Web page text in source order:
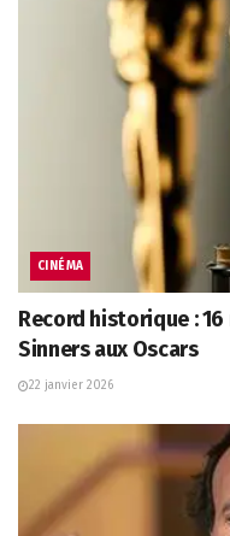
CINÉMA
Record historique :
Sinners aux Oscars
22 janvier 2026